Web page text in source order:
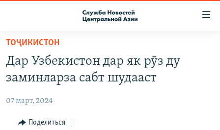
Вернуться
основному
содержанию
навигации
О ПРОЕКТЕ
ПОДПИСКА
RFE/RL ДИРЕКТ
НАСТОЯЩЕЕ ВРЕМЯ
ТОҶИКИСТОН
Дар Узбекистон дар як рӯз ду
заминларза сабт шудааст
07 март, 2024
Поделиться